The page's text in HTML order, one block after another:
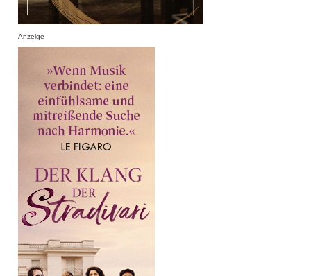
Anzeige